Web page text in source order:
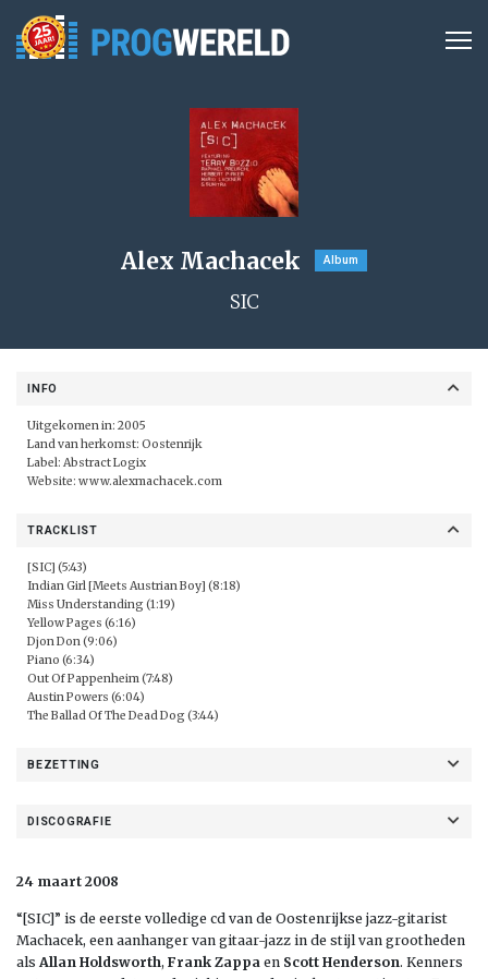
Alex Machacek Album
SIC
INFO
Uitgekomen in: 2005
Land van herkomst: Oostenrijk
Label: Abstract Logix
Website: www.alexmachacek.com
TRACKLIST
[SIC] (5:43)
Indian Girl [Meets Austrian Boy] (8:18)
Miss Understanding (1:19)
Yellow Pages (6:16)
Djon Don (9:06)
Piano (6:34)
Out Of Pappenheim (7:48)
Austin Powers (6:04)
The Ballad Of The Dead Dog (3:44)
BEZETTING
DISCOGRAFIE
24 maart 2008
“[SIC]” is de eerste volledige cd van de Oostenrijkse jazz-gitarist
Machacek, een aanhanger van gitaar-jazz in de stijl van grootheden
als Allan Holdsworth, Frank Zappa en Scott Henderson. Kenners